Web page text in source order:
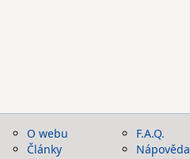
O webu
Články
F.A.Q.
Nápověda